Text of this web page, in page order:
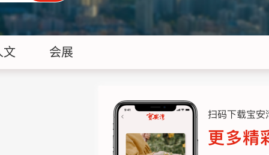
文 会展